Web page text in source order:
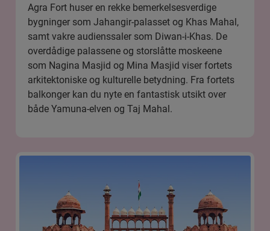
Agra Fort huser en rekke bemerkelsesverdige
bygninger som Jahangir-palasset og Khas Mahal,
samt vakre audienssaler som Diwan-i-Khas. De
overdådige palassene og storslåtte moskeene
som Nagina Masjid og Mina Masjid viser fortets
arkitektoniske og kulturelle betydning. Fra fortets
balkonger kan du nyte en fantastisk utsikt over
både Yamuna-elven og Taj Mahal.